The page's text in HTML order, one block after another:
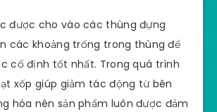
được cho vào các thùng đựng
các khoảng trống trong thùng để
cố định tốt nhất. Trong quá trình
xốp giúp giảm tác động từ bên
hóa nên sản phẩm luôn được đảm